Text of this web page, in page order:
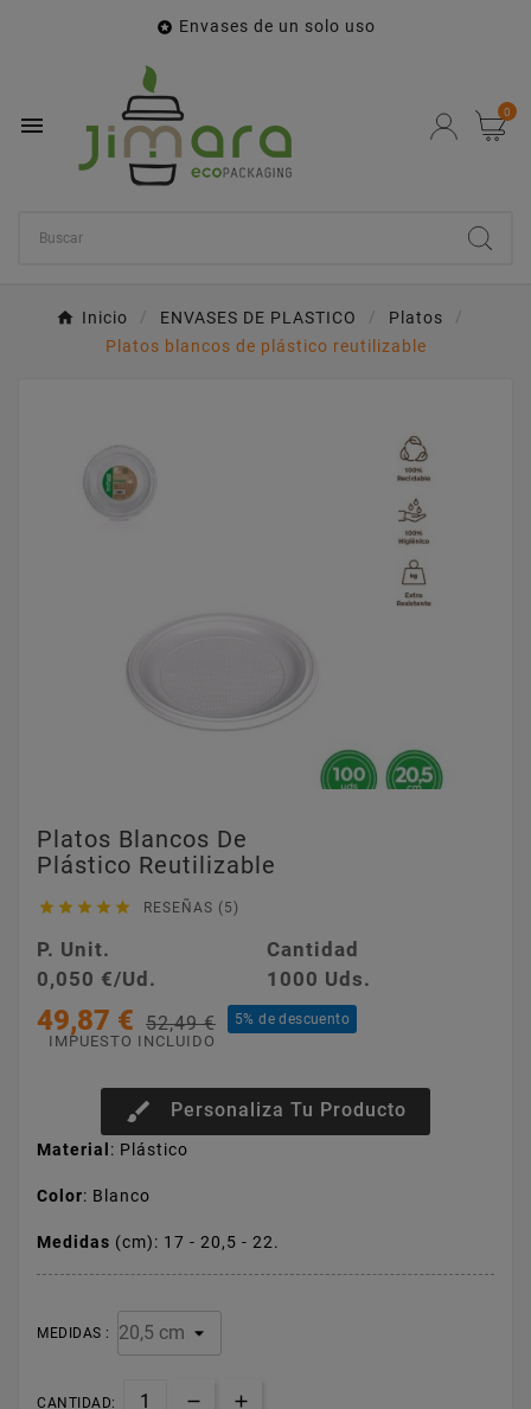
 Envases de un solo uso
 0
Inicio ENVASES DE PLASTICO
Platos
Platos blancos de plástico reutilizable
Platos Blancos De
Plástico Reutilizable
     RESEÑAS (5)
P. Unit.
Cantidad
0,050 €/Ud.
1000 Uds.
49,87 € 52,49 € 5% de descuento
IMPUESTO INCLUIDO
brush Personaliza Tu Producto
Material : Plástico
Color: Blanco
Medidas (cm): 17 - 20,5 - 22.
MEDIDAS :
CANTIDAD: